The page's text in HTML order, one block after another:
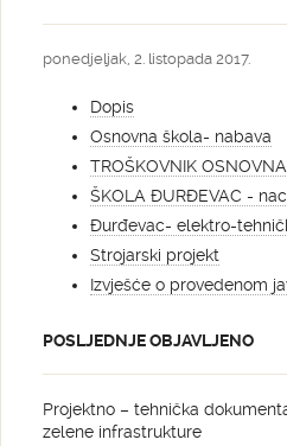
ponedjeljak, 2. listopada 2017.
Dopis
Osnovna škola- nabava
TROŠKOVNIK
ŠKOLA ĐURĐEVAC -
Đurđevac- elektro-
Strojarski projekt
Izvješće o provedenom
POSLJEDNJE OBJAVLJENO
Projektno – tehnička
zelene infrastrukture